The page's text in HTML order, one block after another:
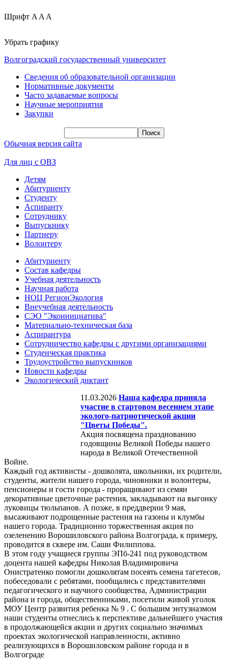
Шрифт A A A
Убрать графику
Волгоградский государственный университет
Сведения об образовательной организации
Нормативные документы
Часто задаваемые вопросы
Научные мероприятия
Закупки
Обычная версия сайта
Для лиц с ОВЗ
Детям
Абитуриенту
Студенту
Аспиранту
Сотруднику
Выпускнику
Партнеру
Волонтеру
Абитуриенту
Состав кафедры
Учебная деятельность
Научная работа
НОЦ РегионЭкология
Внеучебная деятельность
СЭО "Экоинициатива"
Материально-техническая база
Аспирантура
Сотрудничество кафедры с другими организациями
Студенческая практика
Трудоустройство выпускников
Новости кафедры
Экологический диктант
11.03.2026 Наша кафедра приняла
участие в стартовом весеннем этапе
эколого-патриотической акции
"Цветы Победы".
Акция посвящена празднованию
годовщины Великой Победы нашего
народа в Великой Отечественной
Войне.
Каждый год активисты - дошколята, школьники, их родители,
студенты, жители нашего города, чиновники и волонтеры,
пенсионеры и гости города - проращивают из семян
декоративные цветочные растения, закладывают на выгонку
луковицы тюльпанов. А позже, в преддверии 9 мая,
высаживают подрощенные растения на газоны и клумбы
нашего города. Традиционно торжественная акция по
озеленению Ворошиловского района Волгограда, к примеру,
проводится в сквере им. Саши Филиппова.
В этом году учащиеся группы ЭПб-241 под руководством
доцента нашей кафедры Николая Владимировича
Онистратенко помогли дошколятам посеять семена тагетесов,
побеседовали с ребятами, пообщались с представителями
педагогического и научного сообщества, Администрации
района и города, общественниками, посетили живой уголок
МОУ Центр развития ребенка № 9 . С большим энтузиазмом
наши студенты отнеслись к перспективе дальнейшего участия
в продолжающейся акции и других социально значимых
проектах экологической направленности, активно
реализующихся в Ворошиловском районе города и в
Волгограде